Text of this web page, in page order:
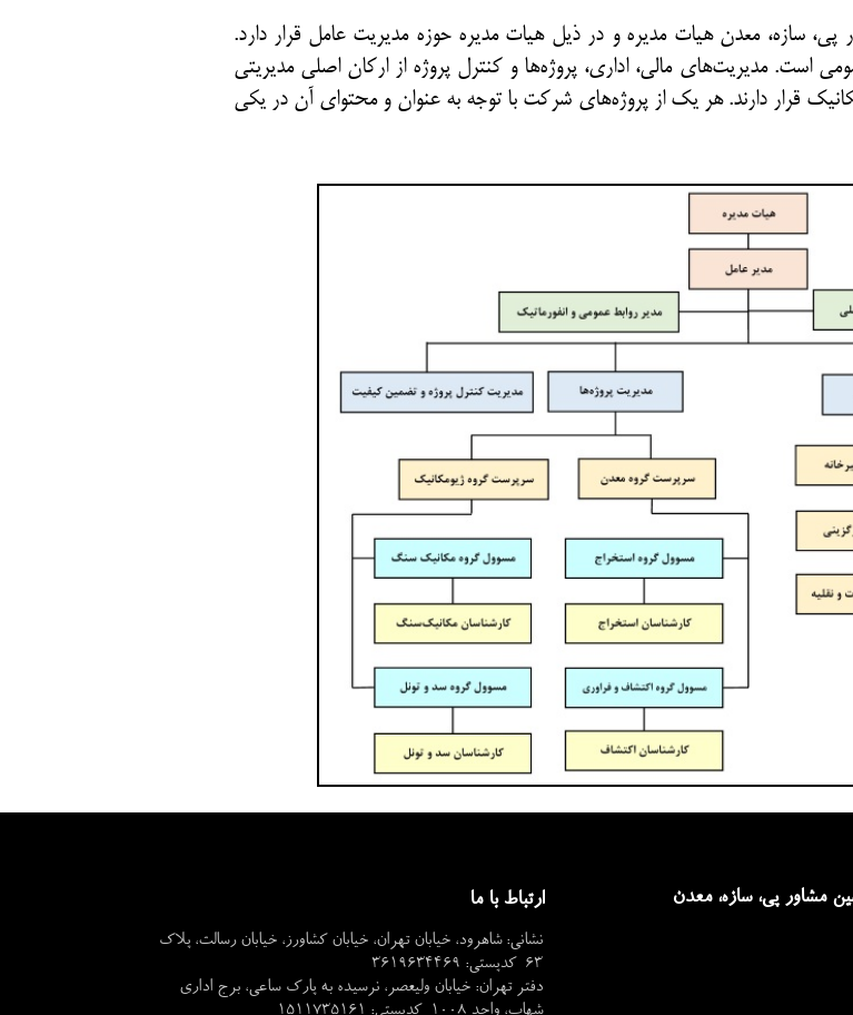
سازه، معدن هیات مدیره و در ذیل هیات مدیره حوزه مدیریت عامل قرار دارد.
است. مدیریت‌­های مالی، اداری، پروژه­‌ها و کنترل پروژه از ارکان اصلی مدیریتی
قرار دارند. هر یک از پروژه‌­های شرکت با توجه به عنوان و محتوای آن در یکی
مشاور پی، سازه، معدن ارتباط با ما
نشانی: شاهرود، خیابان تهران، خیابان کشاورز، خیابان رسالت، پلاک
63 کدپستی: 3619634469
دفتر تهران: خیابان ولیعصر، نرسیده به پارک ساعی، برج اداری